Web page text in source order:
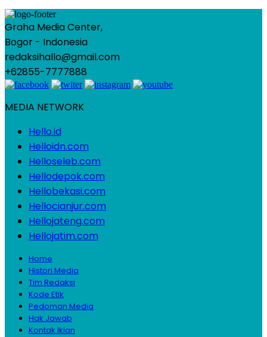
Graha Media Center,
Bogor - Indonesia
redaksihallo@gmail.com
+62855-7777888
MEDIA NETWORK
Hello.id
Helloidn.com
Helloseleb.com
Hellodepok.com
Hellobekasi.com
Hellocianjur.com
Hellojateng.com
Hellojatim.com
Home
Histori Media
Tim Redaksi
Kode Etik
Pedoman Media
Hak Jawab
Kontak Iklan